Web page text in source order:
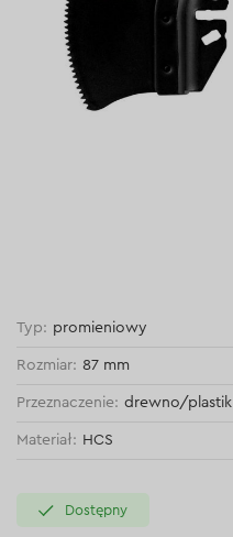
Typ: promieniowy
Rozmiar: 87 mm
Przeznaczenie: drewno/plastik
Materiał: HCS
Dostępny